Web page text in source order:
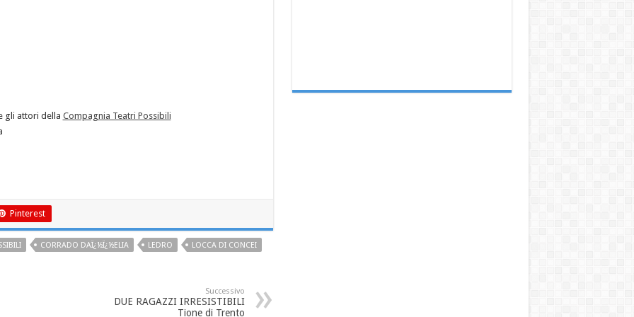
gli attori della Compagnia Teatri Possibili
Pinterest
CORRADO DAÏ¿½Ï¿½ELIA LEDRO LOCCA DI CONCEI
Successivo
DUE RAGAZZI IRRESISTIBILI
Tione di Trento